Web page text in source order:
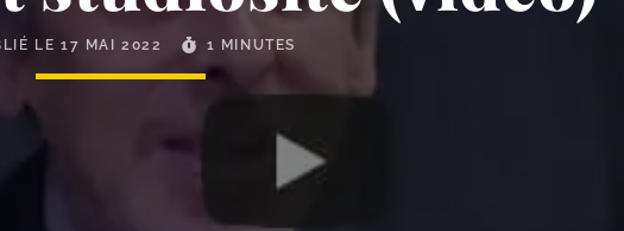
LE 17 MAI 2022 1 MINUTES